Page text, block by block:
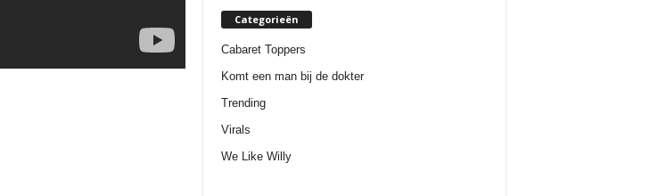
Categorieën
Cabaret Toppers
Komt een man bij de dokter
Trending
Virals
We Like Willy